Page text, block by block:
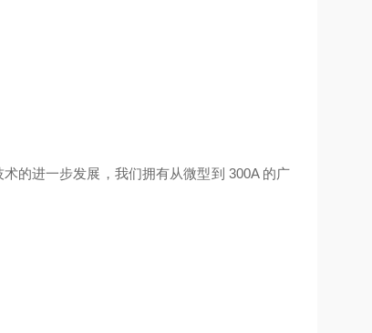
的进一步发展，我们拥有从微型到 300A 的广